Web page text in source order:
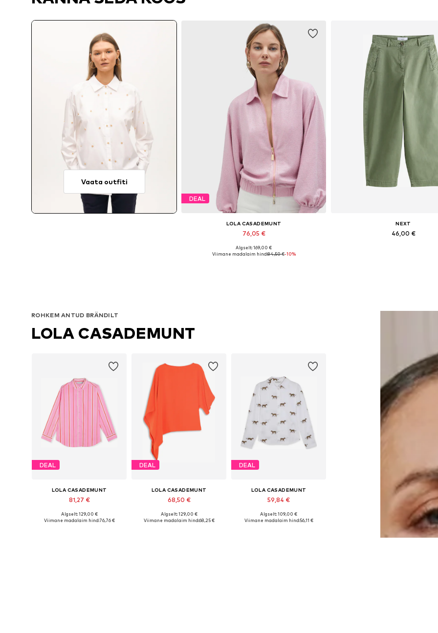
Vaata outfiti
DEAL
LOLA CASADEMUNT
76,05 €
Saadaolevad suurused: XS, M, L
Algselt: 169,00 €
Viimane madalaim hind:84,50 €-10%
NEXT
46,00 €
ROHKEM ANTUD BRÄNDILT
LOLA CASADEMUNT
DEAL
LOLA CASADEMUNT
81,27 €
Saadaolevad suurused: L
Algselt: 129,00 €
Viimane madalaim hind:76,76 €
DEAL
LOLA CASADEMUNT
68,50 €
Algselt: 129,00 €
Viimane madalaim hind:68,25 €
DEAL
LOLA CASADEMUNT
59,84 €
Algselt: 109,00 €
Viimane madalaim hind:56,11 €